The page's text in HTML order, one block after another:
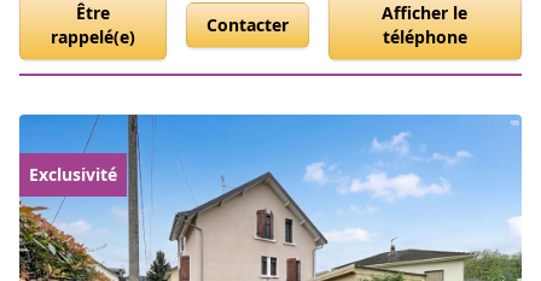
Être
rappelé(e)
Contacter
Afficher le
téléphone
Exclusivité